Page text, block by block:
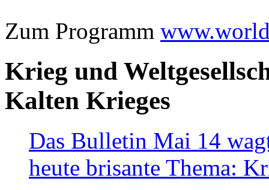
Zum Programm
Krieg und
Kalten Krieges
Das Bulletin Mai 14
heute brisante Thema: